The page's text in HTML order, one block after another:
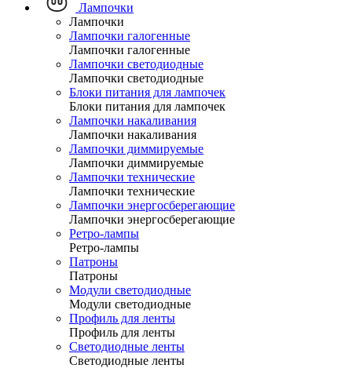
Лампочки
Лампочки
Лампочки галогенные
Лампочки галогенные
Лампочки светодиодные
Лампочки светодиодные
Блоки питания для лампочек
Блоки питания для лампочек
Лампочки накаливания
Лампочки накаливания
Лампочки диммируемые
Лампочки диммируемые
Лампочки технические
Лампочки технические
Лампочки энергосберегающие
Лампочки энергосберегающие
Ретро-лампы
Ретро-лампы
Патроны
Патроны
Модули светодиодные
Модули светодиодные
Профиль для ленты
Профиль для ленты
Светодиодные ленты
Светодиодные ленты